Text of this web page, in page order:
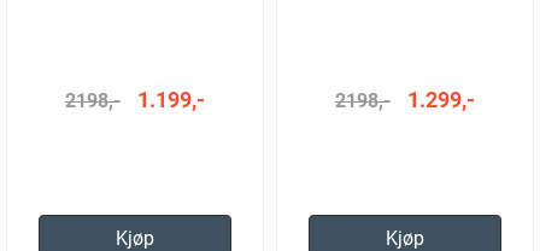
2198,- 1.199,-
Kjøp
2198,- 1.299,-
Kjøp